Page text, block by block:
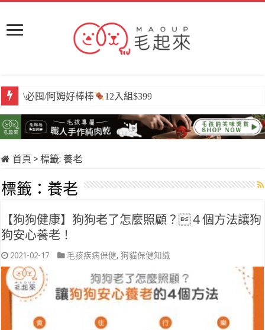
\必囤/阿姆好棒棒 12入組$399
首頁 > 標籤:養老
標籤： 養老
【狗狗健康】狗狗老了怎麼照顧？４個方法讓狗
狗安心養老！
2021-02-17 毛孩疾病保健,狗貓保健知識